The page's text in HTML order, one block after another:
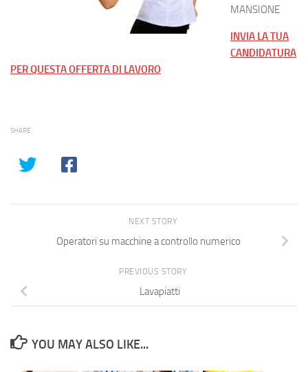
MANSIONE
INVIA LA TUA
CANDIDATURA
PER QUESTA OFFERTA DI LAVORO
SHARE
NEXT STORY
Operatori su macchine a controllo numerico
PREVIOUS STORY
Lavapiatti
YOU MAY ALSO LIKE...